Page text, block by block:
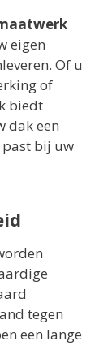
eigen
Of u
of
biedt
dak een
bij uw
tegen
een lange